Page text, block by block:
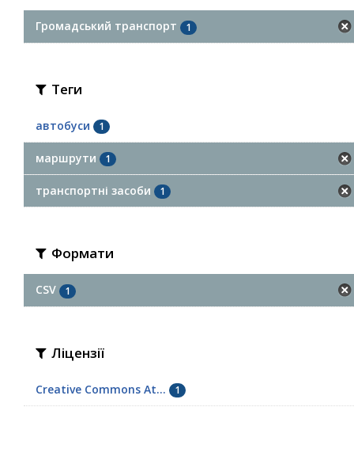
Громадський транспорт 1
Теги
автобуси 1
маршрути 1
транспортні засоби 1
Формати
CSV 1
Ліцензії
Creative Commons At... 1